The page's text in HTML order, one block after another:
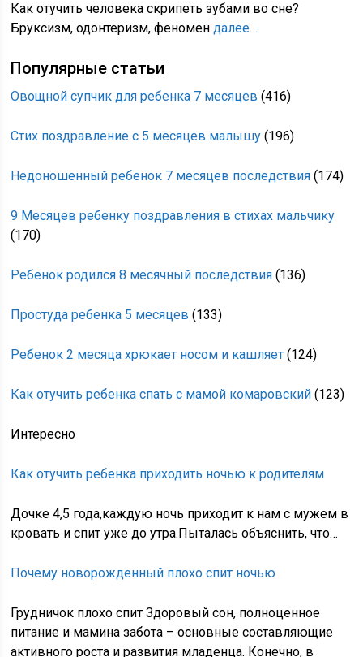
Как отучить человека скрипеть зубами во сне?
Бруксизм, одонтеризм, феномендалее…
Популярные статьи
Овощной супчик для ребенка 7 месяцев (416)
Стих поздравление с 5 месяцев малышу (196)
Недоношенный ребенок 7 месяцев последствия (174)
9 Месяцев ребенку поздравления в стихах мальчику
(170)
Ребенок родился 8 месячный последствия (136)
Простуда ребенка 5 месяцев (133)
Ребенок 2 месяца хрюкает носом и кашляет (124)
Как отучить ребенка спать с мамой комаровский (123)
Интересно
Как отучить ребенка приходить ночью к родителям
Дочке 4,5 года,каждую ночь приходит к нам с мужем в
кровать и спит уже до утра.Пыталась объяснить, что…
Почему новорожденный плохо спит ночью
Грудничок плохо спит Здоровый сон, полноценное
питание и мамина забота – основные составляющие
активного роста и развития младенца. Конечно, в